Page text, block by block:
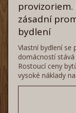
zásadní
bydlení
Vlastní bydlení se
domácností
Rostoucí ceny
vysoké náklady